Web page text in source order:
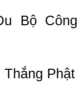
Bộ Công
Phật